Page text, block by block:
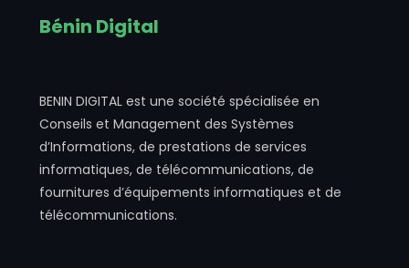
Bénin Digital
BENIN DIGITAL est une société spécialisée en
Conseils et Management des Systèmes
d’Informations, de prestations de services
informatiques, de télécommunications, de
fournitures d’équipements informatiques et de
télécommunications.